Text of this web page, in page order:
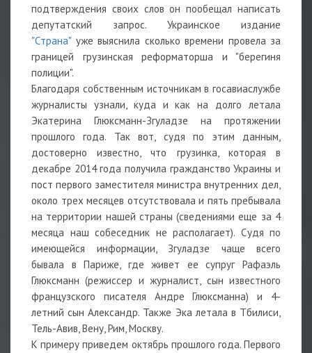
подтверждения своих слов он пообещал написать
депутатский запрос. Украинское издание
"Страна" уже выяснила сколько времени провела за
границей грузинская реформаторша и "берегиня
полиции".
Благодаря собственным источникам в госавиаслужбе
журналисты узнали, куда и как на долго летала
Экатерина Глюксманн-Згуладзе на протяжении
прошлого года. Так вот, судя по этим данным,
достоверно известно, что грузинка, которая в
декабре 2014 года получила гражданство Украины и
пост первого заместителя министра внутренних дел,
около трех месяцев отсутствовала и пять пребывала
на территории нашей страны (сведениями еще за 4
месяца наш собеседник не располагает). Судя по
имеющейся информации, Згуладзе чаще всего
бывала в Париже, где живет ее супруг Рафаэль
Глюксманн (режиссер и журналист, сын известного
французского писателя Андре Глюксманна) и 4-
летний сын Александр. Также Эка летала в Тбилиси,
Тель-Авив, Вену, Рим, Москву.
К примеру приведем октябрь прошлого года. Первого